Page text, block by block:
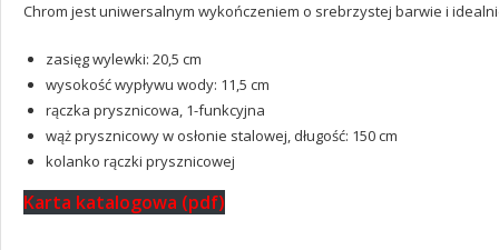
Chrom jest uniwersalnym wykończeniem o srebrzystej barwie i
zasięg wylewki: 20,5 cm
wysokość wypływu wody: 11,5 cm
rączka prysznicowa, 1-funkcyjna
wąż prysznicowy w osłonie stalowej, długość: 150 cm
kolanko rączki prysznicowej
Karta katalogowa (pdf)